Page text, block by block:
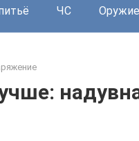
ЧС Оружие